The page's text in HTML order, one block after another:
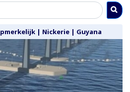
| Nickerie | Guyana